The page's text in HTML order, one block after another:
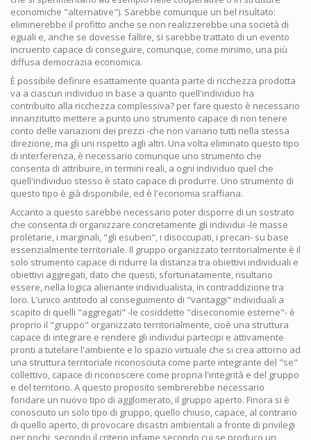
economiche "alternative"). Sarebbe comunque un bel risultato:
eliminerebbe il profitto anche se non realizzerebbe una società di
eguali e, anche se dovesse fallire, si sarebbe trattato di un evento
incruento capace di conseguire, comunque, come minimo, una più
diffusa democrazia economica.
È possibile definire esattamente quanta parte di ricchezza prodotta
va a ciascun individuo in base a quanto quell'individuo ha
contribuito alla ricchezza complessiva? per fare questo è necessario
innanzitutto mettere a punto uno strumento capace di non tenere
conto delle variazioni dei prezzi -che non variano tutti nella stessa
direzione, ma gli uni rispetto agli altri. Una volta eliminato questo tipo
di interferenza, è necessario comunque uno strumento che
consenta di attribuire, in termini reali, a ogni individuo quel che
quell'individuo stesso è stato capace di produrre. Uno strumento di
questo tipo è già disponibile, ed è l'economia sraffiana.
Accanto a questo sarebbe necessario poter disporre di un sostrato
che consenta di organizzare concretamente gli individui -le masse
proletarie, i marginali, "gli esuberi", i disoccupati, i precari- su base
essenzialmente territoriale. Il gruppo organizzato territorialmente è il
solo strumento capace di ridurre la distanza tra obiettivi individuali e
obiettivi aggregati, dato che questi, sfortunatamente, risultano
essere, nella logica alienante individualista, in contraddizione tra
loro. L'unico antitodo al conseguimento di "vantaggi" individuali a
scapito di quelli "aggregati" -le cosiddette "diseconomie esterne"- è
proprio il "gruppo" organizzato territorialmente, cioè una struttura
capace di integrare e rendere gli individui partecipi e attivamente
pronti a tutelare l'ambiente e lo spazio virtuale che si crea attorno ad
una struttura territoriale riconosciuta come parte integrante del "se"
collettivo, capace di riconoscere come propria l'integrità e del gruppo
e del territorio. A questo proposito sembrerebbe necessario
fondare un nuovo tipo di agglomerato, il gruppo aperto. Finora si è
conosciuto un solo tipo di gruppo, quello chiuso, capace, al contrario
di quello aperto, di provocare disastri ambientali a fronte di privilegi
per pochi, secondo il criterio infame secondo cui se produco un